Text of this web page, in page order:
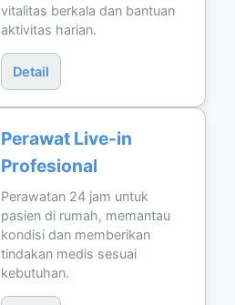
vitalitas berkala dan bantuan
aktivitas harian.
Detail
Perawat Live-in
Profesional
Perawatan 24 jam untuk
pasien di rumah, memantau
kondisi dan memberikan
tindakan medis sesuai
kebutuhan.